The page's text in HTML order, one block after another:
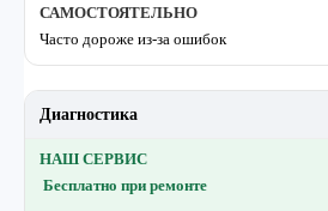
Часто дороже из-за ошибок
Диагностика
Бесплатно при ремонте